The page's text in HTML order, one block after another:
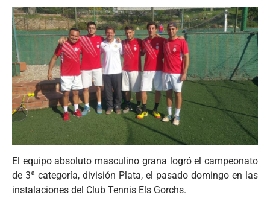
El equipo absoluto masculino grana logró el campeonato
de 3ª categoría, división Plata, el pasado domingo en las
instalaciones del Club Tennis Els Gorchs.